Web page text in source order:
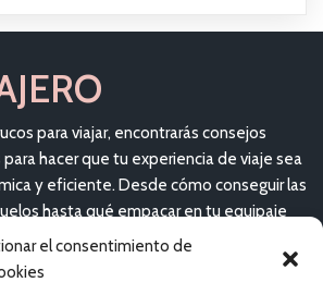
el consentimiento de
para viajar, encontrarás consejos
hacer que tu experiencia de viaje sea
y eficiente. Desde cómo conseguir las
hasta qué empacar en tu equipaje
toda la información que
el viaje perfecto.